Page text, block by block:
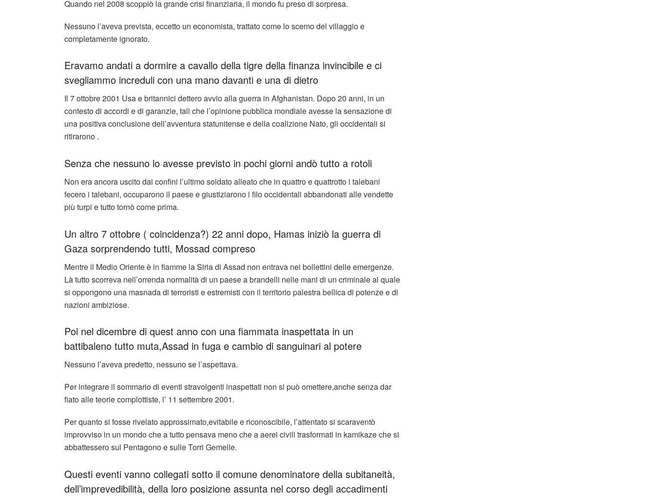
Quando nel 2008 scoppiò la grande crisi finanziaria, il mondo fu preso di sorpresa.
Nessuno l’aveva prevista, eccetto un economista, trattato come lo scemo del villaggio e
completamente ignorato.
Eravamo andati a dormire a cavallo della tigre della finanza invincibile e ci
svegliammo increduli con una mano davanti e una di dietro
Il 7 ottobre 2001 Usa e britannici dettero avvio alla guerra in Afghanistan. Dopo 20 anni, in un
contesto di accordi e di garanzie, tali che l’opinione pubblica mondiale avesse la sensazione di
una positiva conclusione dell’avventura statunitense e della coalizione Nato, gli occidentali si
ritirarono .
Senza che nessuno lo avesse previsto in pochi giorni andò tutto a rotoli
Non era ancora uscito dai confini l’ultimo soldato alleato che in quattro e quattrotto i talebani
fecero i talebani, occuparono il paese e giustiziarono i filo occidentali abbandonati alle vendette
più turpi e tutto tornò come prima.
Un altro 7 ottobre ( coincidenza?) 22 anni dopo, Hamas iniziò la guerra di
Gaza sorprendendo tutti, Mossad compreso
Mentre il Medio Oriente è in fiamme la Siria di Assad non entrava nei bollettini delle emergenze.
Là tutto scorreva nell’orrenda normalità di un paese a brandelli nelle mani di un criminale al quale
si oppongono una masnada di terroristi e estremisti con il territorio palestra bellica di potenze e di
nazioni ambiziose.
Poi nel dicembre di quest anno con una fiammata inaspettata in un
battibaleno tutto muta,Assad in fuga e cambio di sanguinari al potere
Nessuno l’aveva predetto, nessuno se l’aspettava.
Per integrare il sommario di eventi stravolgenti inaspettati non si può omettere,anche senza dar
fiato alle teorie complottiste, l’ 11 settembre 2001.
Per quanto si fosse rivelato approssimato,evitabile e riconoscibile, l’attentato si scaraventò
improvviso in un mondo che a tutto pensava meno che a aerei civili trasformati in kamikaze che si
abbattessero sul Pentagono e sulle Torri Gemelle.
Questi eventi vanno collegati sotto il comune denominatore della subitaneità,
dell’imprevedibilità, della loro posizione assunta nel corso degli accadimenti